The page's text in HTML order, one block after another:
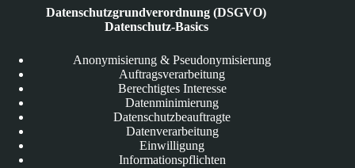
Datenschutzgrundverordnung (DSGVO)
Datenschutz-Basics
Anonymisierung & Pseudonymisierung
Auftragsverarbeitung
Berechtigtes Interesse
Datenminimierung
Datenschutzbeauftragte
Datenverarbeitung
Einwilligung
Informationspflichten